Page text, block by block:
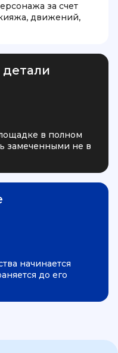
за счет
движений,
в полном
замеченными не в
начинается
до его